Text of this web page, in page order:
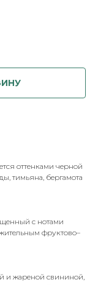
оттенками черной
тимьяна, бергамота
с нотами
фруктово–
и жареной свининой,